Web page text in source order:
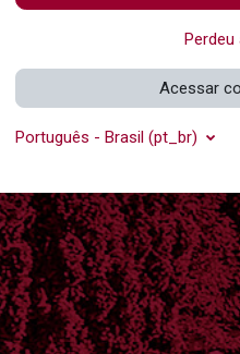
Perdeu
Acessar
Português - Brasil ‎(pt_br)‎